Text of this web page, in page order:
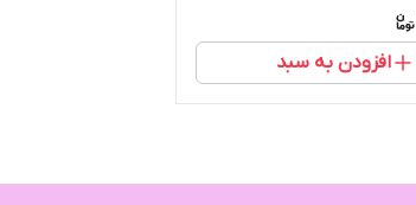
افزودن به سبد